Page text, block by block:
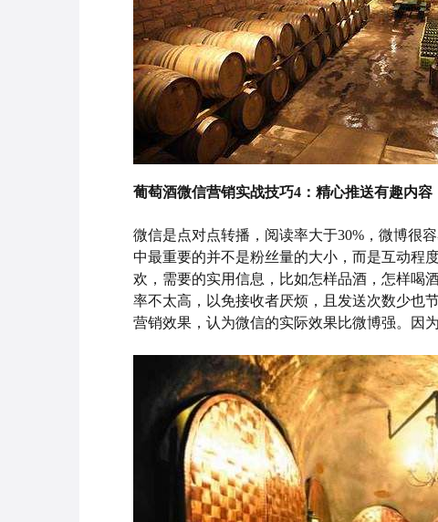
葡萄酒微信营销实战技巧4： 精心推送有趣内容
微信是点对点转播，阅读率大于30%，微博很
中最重要的并不是粉丝量的大小，而是互动程
欢，需要的实用信息，比如怎样品酒，怎样喝
率不太高，以免接收者厌烦，且发送次数少也
营销效果，认为微信的实际效果比微博强。因